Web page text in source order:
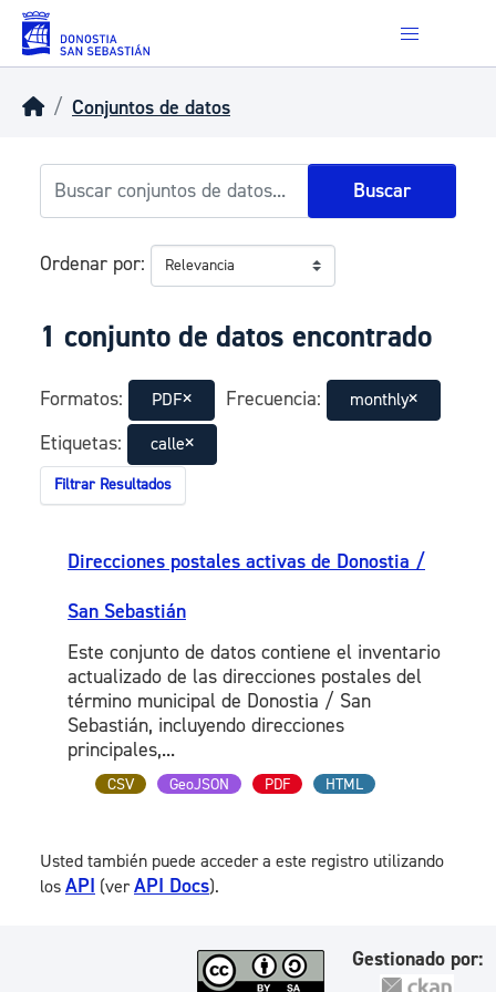
Skip to main content
Conjuntos de datos
Buscar
Ordenar por
1 conjunto de datos encontrado
Formatos: PDF Frecuencia: monthly
Etiquetas: calle
Filtrar Resultados
Direcciones postales activas de Donostia /
San Sebastián
Este conjunto de datos contiene el inventario
actualizado de las direcciones postales del
término municipal de Donostia / San
Sebastián, incluyendo direcciones
principales,...
CSV GeoJSON PDF HTML
Usted también puede acceder a este registro utilizando
los API (verAPI Docs).
Gestionado por: